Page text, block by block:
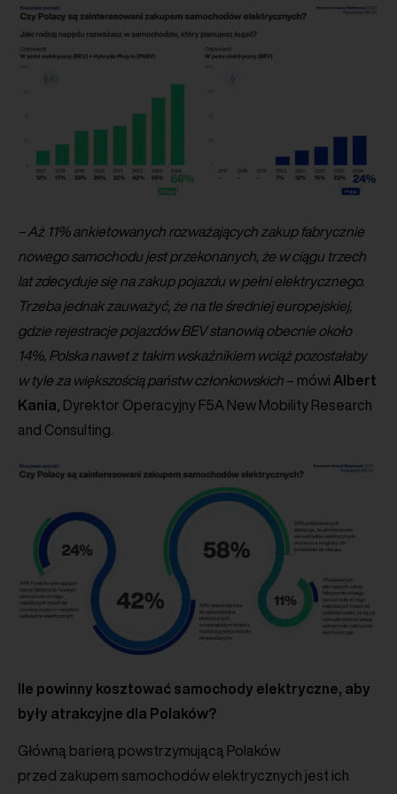
– Aż 11% ankietowanych rozważających zakup fabrycznie
nowego samochodu jest przekonanych, że w ciągu trzech
lat zdecyduje się na zakup pojazdu w pełni elektrycznego.
Trzeba jednak zauważyć, że na tle średniej europejskiej,
gdzie rejestracje pojazdów BEV stanowią obecnie około
14%, Polska nawet z takim wskaźnikiem wciąż pozostałaby
w tyle za większością państw członkowskich – mówi Albert
Kania , Dyrektor Operacyjny F5A New Mobility Research
and Consulting.
Ile powinny kosztować samochody elektryczne, aby
były atrakcyjne dla Polaków?
Główną barierą powstrzymującą Polaków
przed zakupem samochodów elektrycznych jest ich